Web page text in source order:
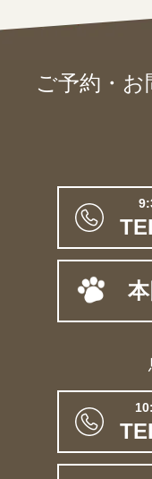
ご予約・